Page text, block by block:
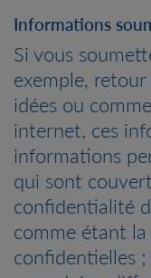
Informations
Si vous
exemple,
idées ou
internet, ces
informations
qui sont
confidentialité
comme étant
confidentielles